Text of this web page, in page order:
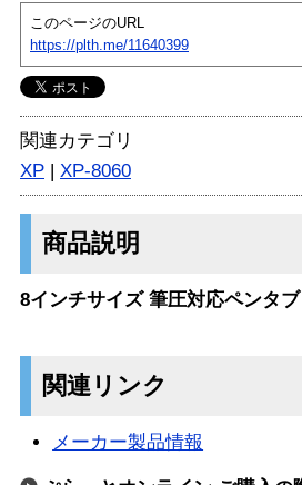
このページのURL
https://plth.me/11640399
関連カテゴリ
XP | XP-8060
商品説明
8インチサイズ 筆圧対応ペンタ
関連リンク
メーカー製品情報